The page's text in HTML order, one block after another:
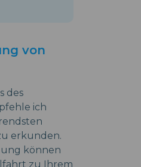
von
des
ich
erkunden.
können
zu Ihrem